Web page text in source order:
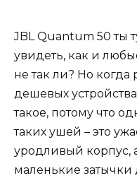
JBL Quantum 50 ты
увидеть, как и
не так ли? Но когда
дешевых
такое, потому что
таких ушей – это
уродливый корпус, а
маленькие затычки